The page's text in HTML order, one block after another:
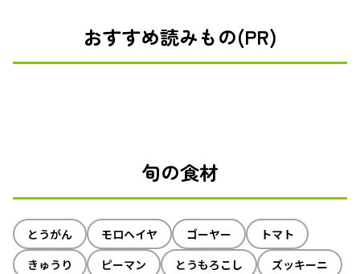
おすすめ読みもの(PR)
旬の食材
とうがん モロヘイヤ ゴーヤー
トマト
きゅうり
ピーマン とうもろこし ズッキーニ